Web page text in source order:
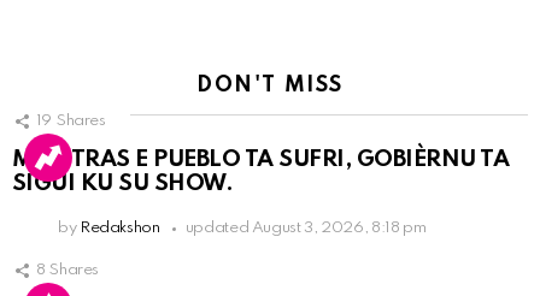
DON'T MISS
19 Shares
MIENTRAS E PUEBLO TA SUFRI, GOBIÈRNU TA
SIGUI KU SU SHOW.
by Redakshon updated August 3, 2026, 8:18 pm
8 Shares